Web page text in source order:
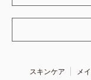
スキンケア メ